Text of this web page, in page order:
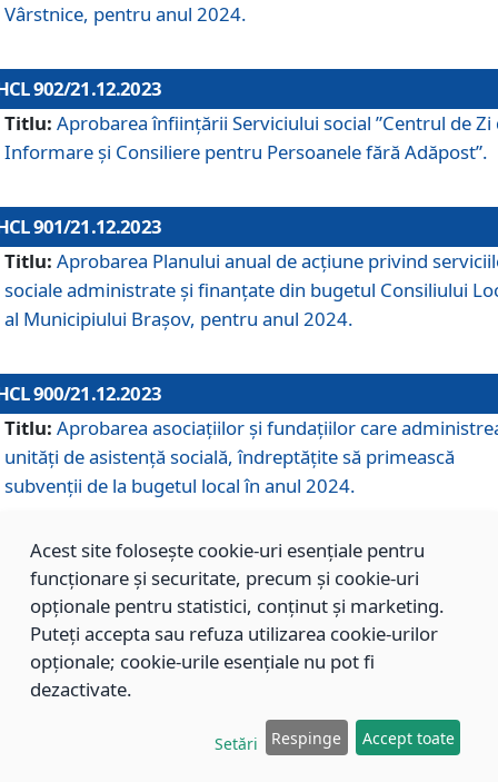
Vârstnice, pentru anul 2024.
902/21.12.2023
Titlu: Aprobarea înființării Serviciului social ”Centrul de Zi
Informare și Consiliere pentru Persoanele fără Adăpost”.
901/21.12.2023
Titlu: Aprobarea Planului anual de acțiune privind
sociale administrate și finanțate din bugetul Consiliului
al Municipiului Brașov, pentru anul 2024.
900/21.12.2023
Titlu: Aprobarea asociațiilor şi fundațiilor care
unități de asistenţă socială, îndreptăţite să primească
subvenţii de la bugetul local în anul 2024.
899/21.12.2023
Aprobarea standardelor de cost pentru serviciile
sociale furnizate în cadrul Direcției de Asistență Socială
Brașov, pentru anul 2024.
Modificarea Anexei la H.C.L. nr. 91 din 09.02.2018,
Acest site folosește cookie-uri esențiale pentru
funcționare și securitate, precum și cookie-uri
opționale pentru statistici, conținut și marketing.
Puteți accepta sau refuza utilizarea cookie-urilor
opționale; cookie-urile esențiale nu pot fi
dezactivate.
Setări Respinge Accept toate